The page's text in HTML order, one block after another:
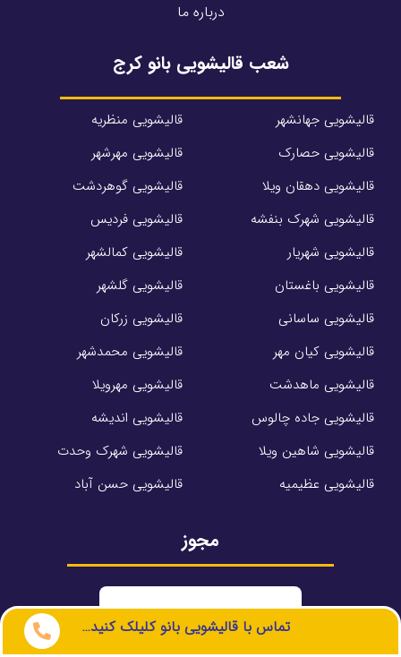
مجوز
شعب قالیشویی بانو کرج
قالیشویی جهانشهر
قالیشویی حصارک
قالیشویی دهقان ویلا
قالیشویی شهرک بنفشه
قالیشویی شهریار
قالیشویی باغستان
قالیشویی ساسانی
قالیشویی کیان مهر
قالیشویی ماهدشت
قالیشویی جاده چالوس
قالیشویی شاهین ویلا
قالیشویی عظیمیه
قالیشویی منظریه
قالیشویی مهرشهر
قالیشویی گوهردشت
قالیشویی فردیس
قالیشویی کمالشهر
قالیشویی گلشهر
قالیشویی زرکان
قالیشویی محمدشهر
قالیشویی مهرویلا
قالیشویی اندیشه
قالیشویی شهرک وحدت
قالیشویی حسن آباد
درباره ما
تماس با قالیشویی بانو کلیلک کنید…